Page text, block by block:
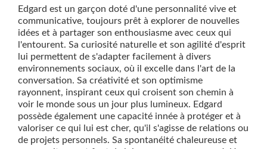
Edgard est un garçon doté d'une personnalité vive et
communicative, toujours prêt à explorer de nouvelles
idées et à partager son enthousiasme avec ceux qui
l'entourent. Sa curiosité naturelle et son agilité d'esprit
lui permettent de s'adapter facilement à divers
environnements sociaux, où il excelle dans l'art de la
conversation. Sa créativité et son optimisme
rayonnent, inspirant ceux qui croisent son chemin à
voir le monde sous un jour plus lumineux. Edgard
possède également une capacité innée à protéger et à
valoriser ce qui lui est cher, qu'il s'agisse de relations ou
de projets personnels. Sa spontanéité chaleureuse et